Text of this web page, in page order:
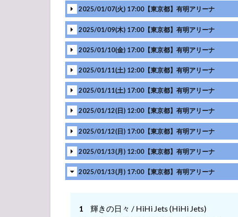
挨拶 (岩﨑・菅田・川﨑皇輝)
挨拶 (岩﨑・菅田・川﨑皇輝)
挨拶 (岩﨑・菅田・川﨑皇輝)
挨拶 (岩﨑・菅田・川﨑皇輝)
2025/01/07(火) 17:00【東京都】有明アリーナ
挨拶 (岩﨑・菅田・川﨑皇輝)
2025/01/09(木) 17:00【東京都】有明アリーナ
挨拶 (岩﨑・菅田・川﨑皇輝)
2025/01/10(金) 17:00【東京都】有明アリーナ
挨拶 (岩﨑・菅田・川﨑皇輝)
2025/01/11(土) 12:00【東京都】有明アリーナ
挨拶 (岩﨑・菅田・川﨑皇輝)
2025/01/11(土) 17:00【東京都】有明アリーナ
挨拶 (岩﨑・菅田・川﨑皇輝)
2025/01/12(日) 12:00【東京都】有明アリーナ
2025/01/12(日) 17:00【東京都】有明アリーナ
2025/01/13(月) 12:00【東京都】有明アリーナ
2025/01/13(月) 17:00【東京都】有明アリーナ
輝きの日々 / HiHi Jets (HiHi Jets)